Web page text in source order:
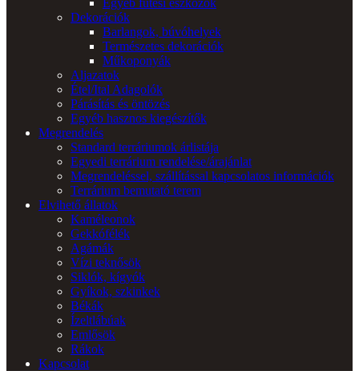
Egyéb fűtési eszközök
Dekorációk
Barlangok, búvóhelyek
Természetes dekorációk
Műkoponyák
Aljazatok
Étel/Ital Adagolók
Párásítás és öntözés
Egyéb hasznos kiegészítők
Megrendelés
Standard terráriumok árlistája
Egyedi terrárium rendelése/árajánlat
Megrendeléssel, szállítással kapcsolatos információk
Terrárium bemutató terem
Elvihető állatok
Kaméleonok
Gekkófélék
Agámák
Vízi teknősök
Siklók, kígyók
Gyíkok, szkinkek
Békák
Ízeltlábúak
Emlősök
Rákok
Kapcsolat